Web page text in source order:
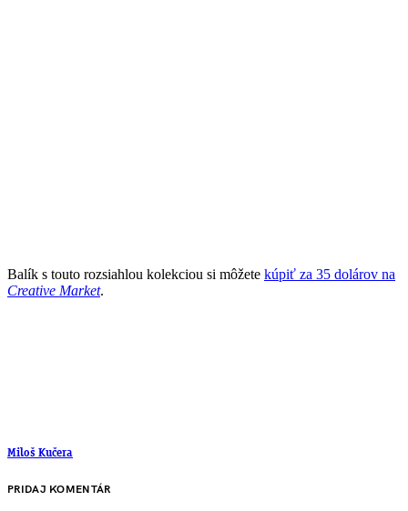
Balík s touto rozsiahlou kolekciou si môžete kúpiť za 35 dolárov na
Creative Market.
Miloš Kučera
PRIDAJ KOMENTÁR